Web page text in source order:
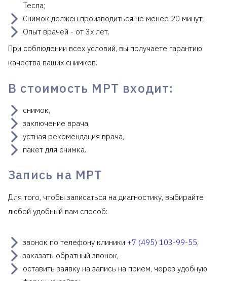
Тесла;
Снимок должен производиться не менее 20 минут;
Опыт врачей - от 3х лет.
При соблюдении всех условий, вы получаете гарантию
качества ваших снимков.
В стоимость МРТ входит:
снимок,
заключение врача,
устная рекомендация врача,
пакет для снимка.
Запись на МРТ
Для того, чтобы записаться на диагностику, выбирайте
любой удобный вам способ:
звонок по телефону клиники +7 (495) 103-99-55,
заказать обратный звонок,
оставить заявку на запись на прием, через удобную